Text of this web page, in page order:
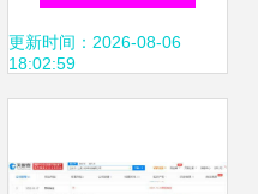
询日 信息技术服务
更新时间：2026-08-06
18:02:59